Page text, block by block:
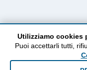
Dal 2010 ad
Utilizziamo cookies
Puoi accettarli tutti,